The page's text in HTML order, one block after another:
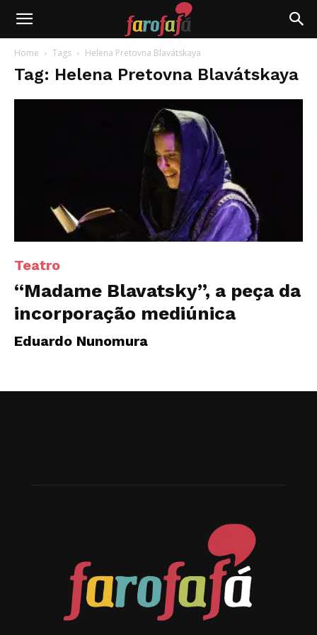
Farofafá
Home Tags Helena Pretovna Blavátskaya
Tag: Helena Pretovna Blavátskaya
Teatro
“Madame Blavatsky”, a peça da
incorporação mediúnica
Eduardo Nunomura